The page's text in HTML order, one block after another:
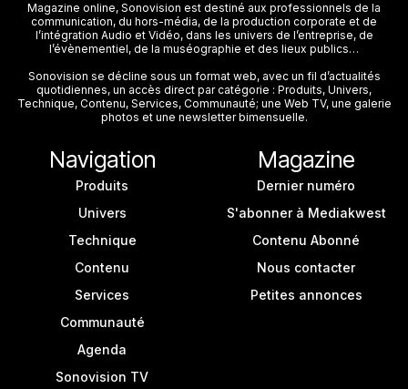
Magazine online, Sonovision est destiné aux professionnels de la
communication, du hors-média, de la production corporate et de
l’intégration Audio et Vidéo, dans les univers de l’entreprise, de
l’évènementiel, de la muséographie et des lieux publics…
Sonovision se décline sous un format web, avec un fil d’actualités
quotidiennes, un accès direct par catégorie : Produits, Univers,
Technique, Contenu, Services, Communauté; une Web TV, une galerie
photos et une newsletter bimensuelle.
Navigation
Produits
Univers
Technique
Contenu
Services
Communauté
Agenda
Sonovision TV
Magazine
Dernier numéro
S'abonner à Mediakwest
Contenu Abonné
Nous contacter
Petites annonces